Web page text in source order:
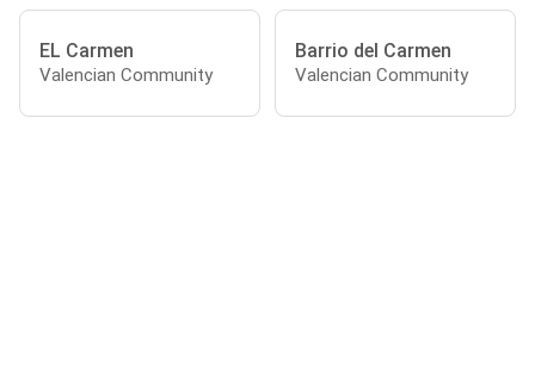
EL Carmen
Valencian Community
Barrio del Carmen
Valencian Community